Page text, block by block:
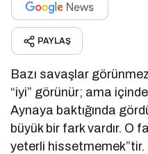
PAYLAŞ
Bazı savaşlar
“iyi” görünür; ama
Aynaya baktığında
büyük bir fark vardır. O
yeterli